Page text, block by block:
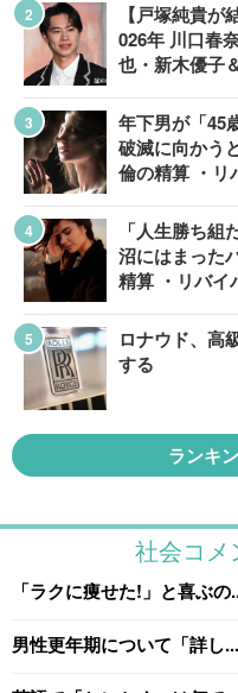
【戸塚純貴
026年 川口春
也・新木優子
年下男が「45
破滅に向かう
倫の精算 ・リ
「人生勝ち
沼にはまった
精算 ・リバイ
ロナウド、高
する
ランキ